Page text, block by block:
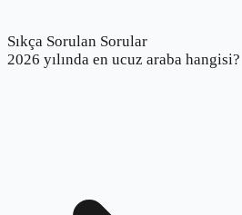
Sıkça Sorulan Sorular
2026 yılında en ucuz araba hangisi?